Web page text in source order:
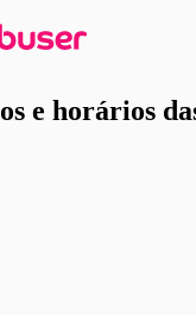
e horários